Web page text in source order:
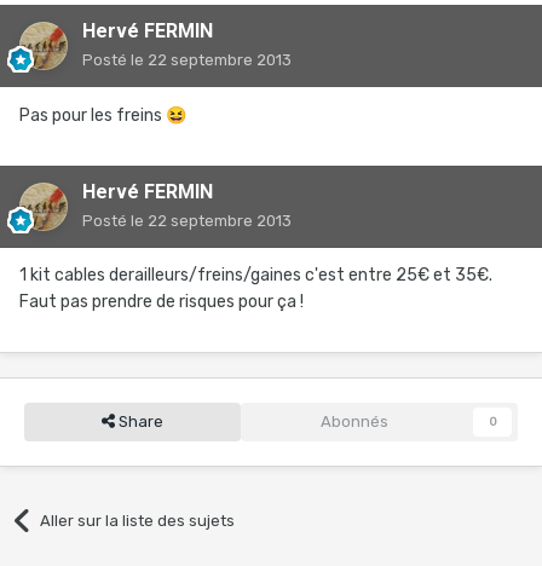
Hervé FERMIN
Posté le 22 septembre 2013
Pas pour les freins 😆
Hervé FERMIN
Posté le 22 septembre 2013
1 kit cables derailleurs/freins/gaines c'est entre 25€ et 35€.
Faut pas prendre de risques pour ça !
Share Abonnés 0
Aller sur la liste des sujets